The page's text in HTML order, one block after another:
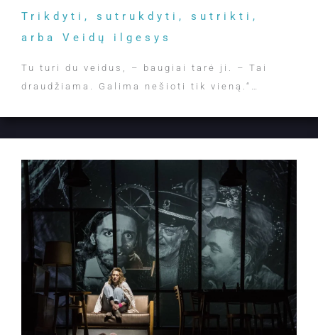
Trikdyti, sutrukdyti, sutrikti,
arba Veidų ilgesys
Tu turi du veidus, – baugiai tarė ji. – Tai
draudžiama. Galima nešioti tik vieną.“…